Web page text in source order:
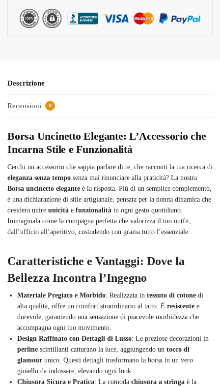
Descrizione
Recensioni 0
Borsa Uncinetto Elegante: L’Accessorio che
Incarna Stile e Funzionalità
Cerchi un accessorio che sappia parlare di te, che racconti la tua ricerca di
eleganza senza tempo senza mai rinunciare alla praticità? La nostra
Borsa uncinetto elegante è la risposta. Più di un semplice complemento,
è una dichiarazione di stile artigianale, pensata per la donna dinamica che
desidera unire unicità e funzionalità in ogni gesto quotidiano.
Immaginala come la compagna perfetta che valorizza il tuo outfit,
dall’ufficio all’aperitivo, custodendo con grazia tutto l’essenziale.
Caratteristiche e Vantaggi: Dove la
Bellezza Incontra l’Ingegno
Materiale Pregiato e Morbido: Realizzata in tessuto di cotone di
alta qualità, offre un comfort straordinario al tatto. È resistente e
durevole, garantendo una sensazione di piacevole morbidezza che
accompagna ogni tuo movimento.
Design Raffinato con Dettagli di Lusso: Le preziose decorazioni in
perline scintillanti catturano la luce, aggiungendo un tocco di
glamour unico. Questi dettagli trasformano la borsa in un vero
gioiello da indossare, elevando ogni look.
Chiusura Sicura e Pratica: La comoda chiusura a stringa è la